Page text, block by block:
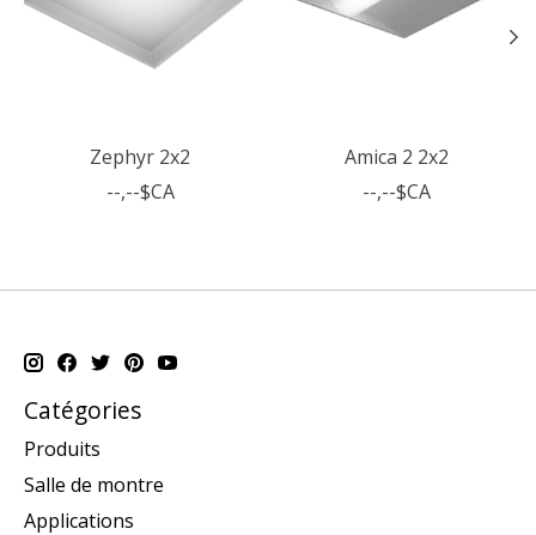
Zephyr 2x2
--,--$CA
Amica 2 2x2
--,--$CA
Catégories
Produits
Salle de montre
Applications